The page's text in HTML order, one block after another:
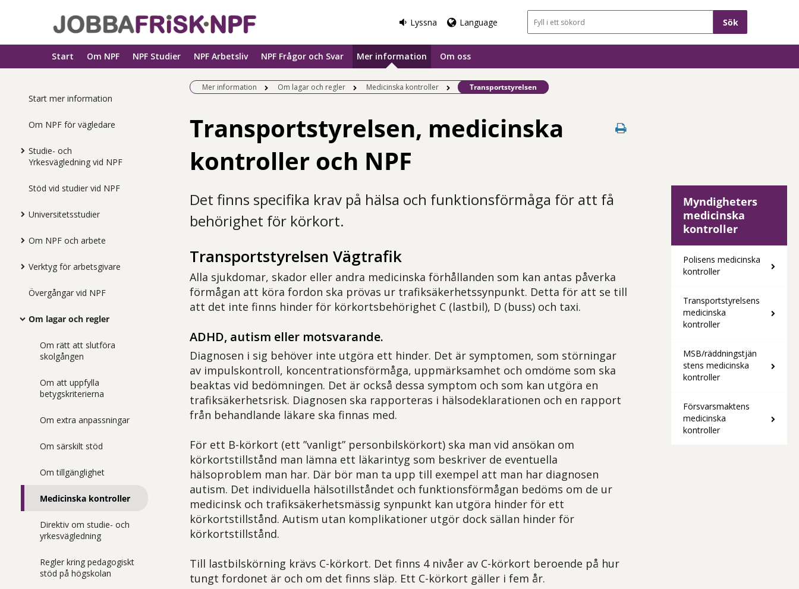
Lyssna Language Sökfält
Start Om NPF NPF Studier NPF Arbetsliv NPF Frågor och Svar Mer information Om oss
Start mer information
Om NPF för vägledare
Studie- och
Yrkesvägledning vid NPF
Stöd vid studier vid NPF
Universitetsstudier
Om NPF och arbete
Verktyg för arbetsgivare
Övergångar vid NPF
Om lagar och regler
Om rätt att slutföra
skolgången
Om att uppfylla
betygskriterierna
Om extra anpassningar
Om särskilt stöd
Om tillgänglighet
Medicinska kontroller
Direktiv om studie- och
yrkesvägledning
Regler kring pedagogiskt
stöd på högskolan
Mer information Om lagar och regler Medicinska kontroller Befintlig sida:
Transportstyrelsen
Transportstyrelsen, medicinska
kontroller och NPF
Det finns specifika krav på hälsa och funktionsförmåga för att få
behörighet för körkort.
Transportstyrelsen Vägtrafik
Alla sjukdomar, skador eller andra medicinska förhållanden som kan antas påverka
förmågan att köra fordon ska prövas ur trafiksäkerhetssynpunkt. Detta för att se till
att det inte finns hinder för körkortsbehörighet C (lastbil), D (buss) och taxi.
ADHD, autism eller motsvarande.
Diagnosen i sig behöver inte utgöra ett hinder. Det är symptomen, som störningar
av impulskontroll, koncentrationsförmåga, uppmärksamhet och omdöme som ska
beaktas vid bedömningen. Det är också dessa symptom och som kan utgöra en
trafiksäkerhetsrisk. Diagnosen ska rapporteras i hälsodeklarationen och en rapport
från behandlande läkare ska finnas med.
För ett B-körkort (ett ”vanligt” personbilskörkort) ska man vid ansökan om
körkortstillstånd man lämna ett läkarintyg som beskriver de eventuella
hälsoproblem man har. Där bör man ta upp till exempel att man har diagnosen
autism. Det individuella hälsotillståndet och funktionsförmågan bedöms om de ur
medicinsk och trafiksäkerhetsmässig synpunkt kan utgöra hinder för ett
körkortstillstånd. Autism utan komplikationer utgör dock sällan hinder för
körkortstillstånd.
Till lastbilskörning krävs C-körkort. Det finns 4 nivåer av C-körkort beroende på hur
tungt fordonet är och om det finns släp. Ett C-körkort gäller i fem år.
Myndigheters
medicinska
kontroller
Polisens medicinska
kontroller
Transportstyrelsens
medicinska
kontroller
MSB/räddningstjän
stens medicinska
kontroller
Försvarsmaktens
medicinska
kontroller